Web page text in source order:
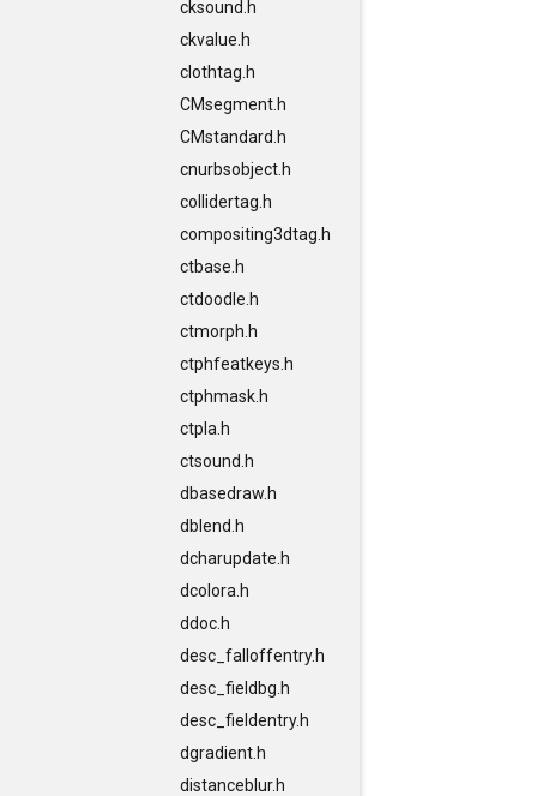
cksound.h
ckvalue.h
clothtag.h
CMsegment.h
CMstandard.h
cnurbsobject.h
collidertag.h
compositing3dtag.h
ctbase.h
ctdoodle.h
ctmorph.h
ctphfeatkeys.h
ctphmask.h
ctpla.h
ctsound.h
dbasedraw.h
dblend.h
dcharupdate.h
dcolora.h
ddoc.h
desc_falloffentry.h
desc_fieldbg.h
desc_fieldentry.h
dgradient.h
distanceblur.h